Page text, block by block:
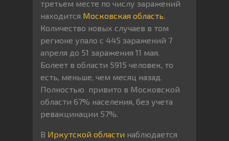
третьем месте по числу заражений
находится Московская область.
Количество новых случаев в том
регионе упало с 445 заражений 7
апреля до 51 заражения 11 мая.
Болеет в области 5915 человек, то
есть, меньше, чем месяц назад.
Полностью привито в Московской
области 67% населения, без учета
ревакцинации 57%.
В Иркутской области наблюдается